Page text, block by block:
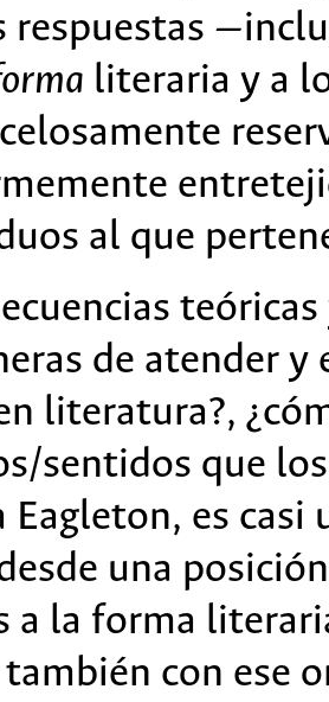
respuestas
literaria y a
al que
de atender
literatura?,
sentidos que
Eagleton, es
una
a la forma
con ese